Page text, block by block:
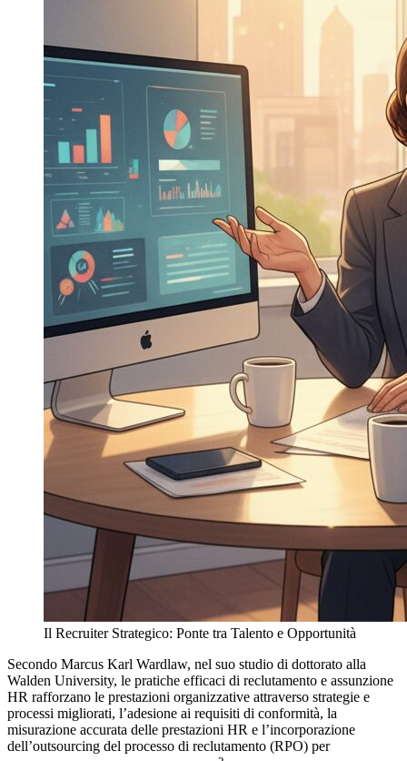
Il Recruiter Strategico: Ponte tra Talento e Opportunità
Secondo Marcus Karl Wardlaw, nel suo studio di dottorato alla
Walden University, le pratiche efficaci di reclutamento e assunzione
HR rafforzano le prestazioni organizzative attraverso strategie e
processi migliorati, l’adesione ai requisiti di conformità, la
misurazione accurata delle prestazioni HR e l’incorporazione
dell’outsourcing del processo di reclutamento (RPO) per